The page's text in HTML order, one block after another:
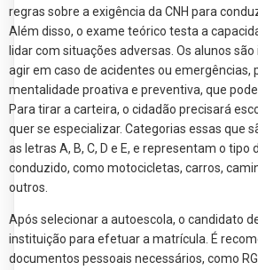
regras sobre a exigência da CNH para
Além disso, o exame teórico testa a
lidar com situações adversas. Os alunos
agir em caso de acidentes ou emergências,
mentalidade proativa e preventiva, que pode
Para tirar a carteira, o cidadão precisará
quer se especializar. Categorias essas que
as letras A, B, C, D e E, e representam o
conduzido, como motocicletas, carros,
outros.
Após selecionar a autoescola, o candidato
instituição para efetuar a matrícula. É
documentos pessoais necessários, como